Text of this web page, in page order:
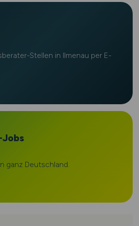
Stellen in Ilmenau per E-
ganz Deutschland.